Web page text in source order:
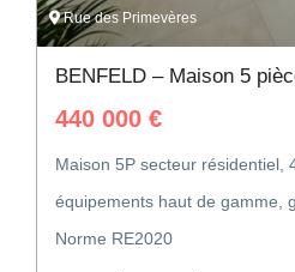
Cheminée
Accès sécurisé
Vidéophone
Rue des Primevères
BENFELD – Maison 5
440 000 €
Maison 5P secteur résidentiel,
équipements haut de gamme,
Norme RE2020